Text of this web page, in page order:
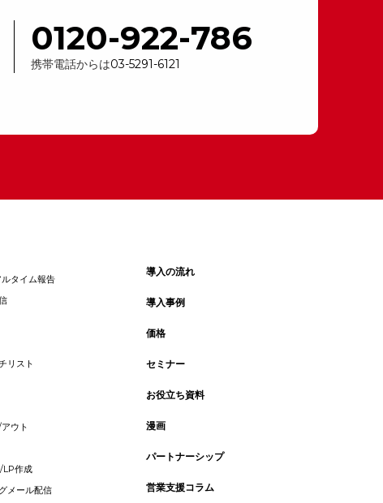
0120-922-786
携帯電話からは03-5291-6121
タイム報告
リスト
ウト
LP作成
メール配信
導入の流れ
導入事例
価格
セミナー
お役立ち資料
漫画
パートナーシップ
営業支援コラム